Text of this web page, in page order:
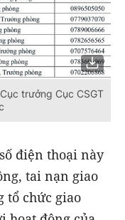
trưởng Cục CSGT
điện thoại này
tai nạn giao
tổ chức giao